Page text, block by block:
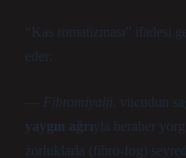
“Kas romatizması” ifadesi
eder:
— Fibromiyalji, vücudun
yaygın ağrıyla beraber
zorluklarla (fibro-fog)